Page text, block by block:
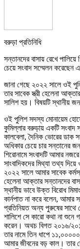
বরুড়া প্রতিনিধি
সন্তানদের বাসায় রেখে
চেয়ে সংবাদ সম্মেলন করেছেন
জানা গেছে ২০২২ সালে ওই
তার সাবেক স্ত্রী হেলেনা
সালিশ হয়। বিষয়টি স্থানীয়
ওই পুলিশ সদস্য মোনায়েম
কুমিল্লার বরুড়ায় একটি সংবাদ
কালবেলা, দৈনিক ভোরের ডাক
অধিকার চেয়ে চার সন্তানের
শিরোনামে সংবাদটি আমার
সাংবাদিকদের মিথ্যা তথ্য
২০২২ সালে আমার সাবেক
হেলেনা আক্তার সন্তানদের
স্থানীয় ভাবে উক্ত বিরোধ
কার্নপাত না করে বলেন, আমার
প্রতিনিয়ত অন্য পুরুষের সাথে
শালিশে সে কারো কথা না
করেন। অথচ বিগত ২০১৬/
তার নামে তিন ধাপে
আমার জীবনের বড় কাল। তার